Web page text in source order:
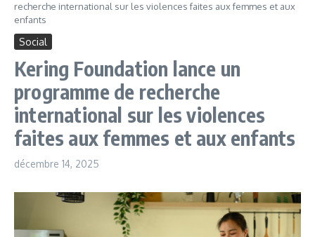
recherche international sur les violences faites aux femmes et aux
enfants
Social
Kering Foundation lance un
programme de recherche
international sur les violences
faites aux femmes et aux enfants
décembre 14, 2025